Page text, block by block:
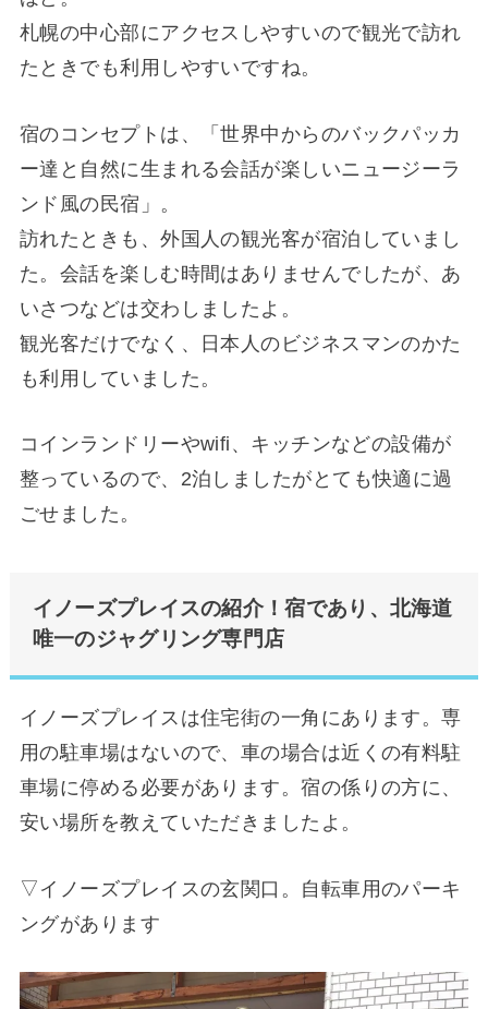
札幌の中心部にアクセスしやすいので観光で訪れ
たときでも利用しやすいですね。
宿のコンセプトは、「世界中からのバックパッカ
ー達と自然に生まれる会話が楽しいニュージーラ
ンド風の民宿」。
訪れたときも、外国人の観光客が宿泊していまし
た。会話を楽しむ時間はありませんでしたが、あ
いさつなどは交わしましたよ。
観光客だけでなく、日本人のビジネスマンのかた
も利用していました。
コインランドリーやwifi、キッチンなどの設備が
整っているので、2泊しましたがとても快適に過
ごせました。
イノーズプレイスの紹介！宿であり、北海道
唯一のジャグリング専門店
イノーズプレイスは住宅街の一角にあります。専
用の駐車場はないので、車の場合は近くの有料駐
車場に停める必要があります。宿の係りの方に、
安い場所を教えていただきましたよ。
▽イノーズプレイスの玄関口。自転車用のパーキ
ングがあります